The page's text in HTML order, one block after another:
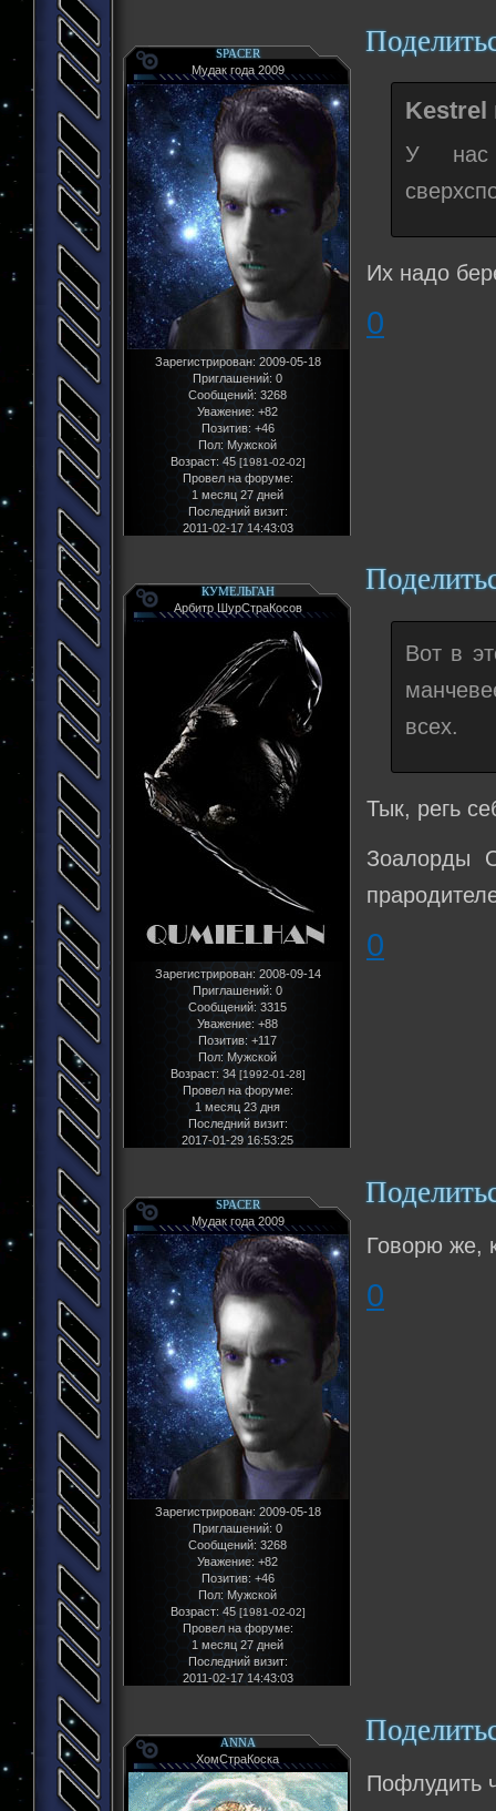
SPACER
Мудак года 2009
Зарегистрирован: 2009-05-18
Приглашений: 0
Сообщений: 3268
Уважение: +82
Позитив: +46
Пол:Мужской
Возраст: 45 [1981-02-02]
Провел на форуме:
1 месяц 27 дней
Последний визит:
2011-02-17 14:43:03
Kestrel
У нас
Их надо
0
КУМЕЛЬГАН
Арбитр ШурСтраКосов
Зарегистрирован: 2008-09-14
Приглашений: 0
Сообщений: 3315
Уважение: +88
Позитив: +117
Пол: Мужской
Возраст: 34 [1992-01-28]
Провел на форуме:
1 месяц 23 дня
Последний визит:
2017-01-29 16:53:25
Вот в
всех.
Тык, регь
Зоалорды
0
SPACER
Мудак года 2009
Зарегистрирован: 2009-05-18
Приглашений: 0
Сообщений: 3268
Уважение: +82
Позитив: +46
Пол:Мужской
Возраст: 45 [1981-02-02]
Провел на форуме:
1 месяц 27 дней
Последний визит:
2011-02-17 14:43:03
Говорю же,
0
ANNA
ХомСтраКоска
Пофлудить